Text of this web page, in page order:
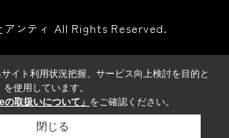
アンティ All Rights Reserved.
イト利用状況把握、サービス向上検討を目的と
使用しています。
の取扱いについて」 をご確認ください。
閉じる